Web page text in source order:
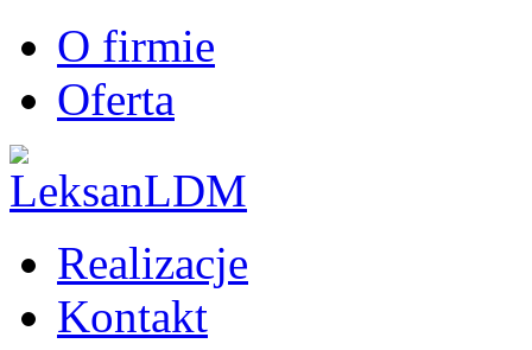
O firmie
Oferta
Realizacje
Kontakt